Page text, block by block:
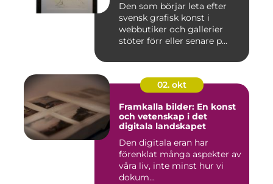
Den som börjar leta efter
svensk grafisk konst i
webbutiker och gallerier
stöter förr eller senare p...
02. okt
Framkalla bilder: En konst
och vetenskap i det
digitala landskapet
Den digitala eran har
förenklat många aspekter av
våra liv, inte minst hur vi
dokum...